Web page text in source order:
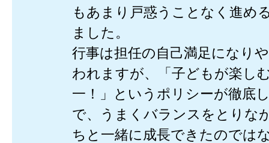
もあまり戸惑うことなく進め
ました。
行事は担任の自己満足になり
われますが、「子どもが楽し
一！」というポリシーが徹底
で、うまくバランスをとりな
ちと一緒に成長できたのでは